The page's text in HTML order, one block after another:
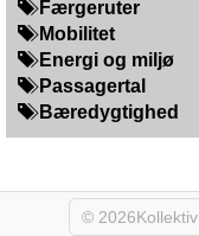
Færgeruter
Mobilitet
Energi og miljø
Passagertal
Bæredygtighed
©